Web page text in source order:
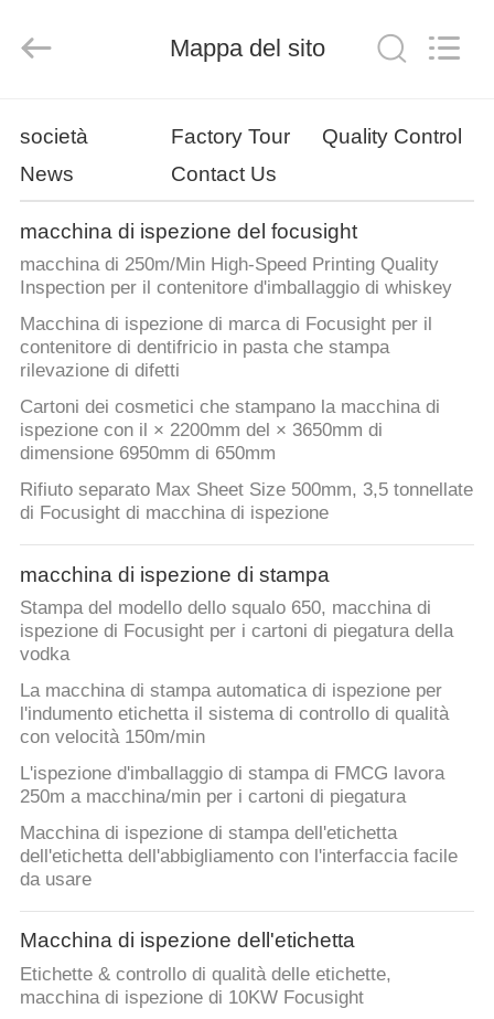
PRODOTTI
CIRCA
NOI
GIRO
DELLA
FABBRICA
CONTROLLO
DI
QUALITÀ
CONTATTICI
NOTIZIE
RICHIEDA
UNA
CITAZIONE
MAPPA
DEL
SITO
Technology
Co.,Ltd.
Mappa del sito
società Factory Tour
Quality Control
News
Contact Us
macchina di ispezione del focusight
macchina di 250m/Min High-Speed Printing Quality
Inspection per il contenitore d'imballaggio di whiskey
Macchina di ispezione di marca di Focusight per il
contenitore di dentifricio in pasta che stampa
rilevazione di difetti
Cartoni dei cosmetici che stampano la macchina di
ispezione con il × 2200mm del × 3650mm di
dimensione 6950mm di 650mm
Rifiuto separato Max Sheet Size 500mm, 3,5 tonnellate
di Focusight di macchina di ispezione
macchina di ispezione di stampa
Stampa del modello dello squalo 650, macchina di
ispezione di Focusight per i cartoni di piegatura della
vodka
La macchina di stampa automatica di ispezione per
l'indumento etichetta il sistema di controllo di qualità
con velocità 150m/min
L'ispezione d'imballaggio di stampa di FMCG lavora
250m a macchina/min per i cartoni di piegatura
Macchina di ispezione di stampa dell'etichetta
dell'etichetta dell'abbigliamento con l'interfaccia facile
da usare
Macchina di ispezione dell'etichetta
Etichette & controllo di qualità delle etichette,
macchina di ispezione di 10KW Focusight